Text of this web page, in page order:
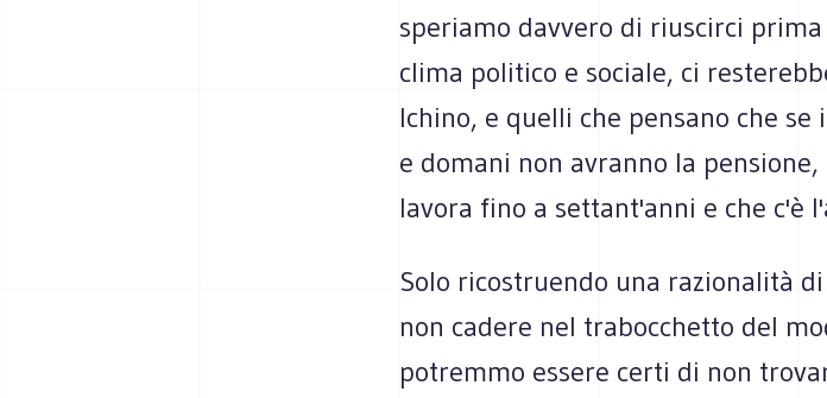
speriamo davvero di riuscirci
clima politico e sociale, ci
Ichino, e quelli che pensano che
e domani non avranno la
lavora fino a settant'anni e che c'è
Solo ricostruendo una razionalità
non cadere nel trabocchetto del
potremmo essere certi di non